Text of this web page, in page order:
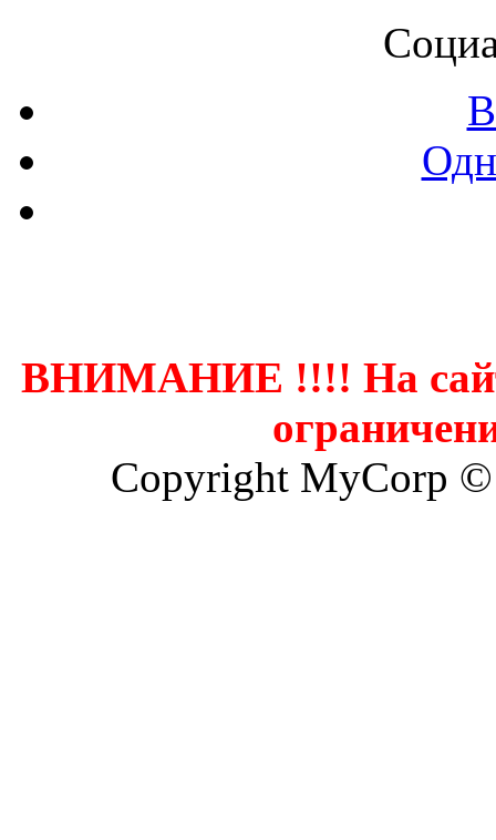
ВНИМАНИЕ !!!! На
Copyright MyCorp